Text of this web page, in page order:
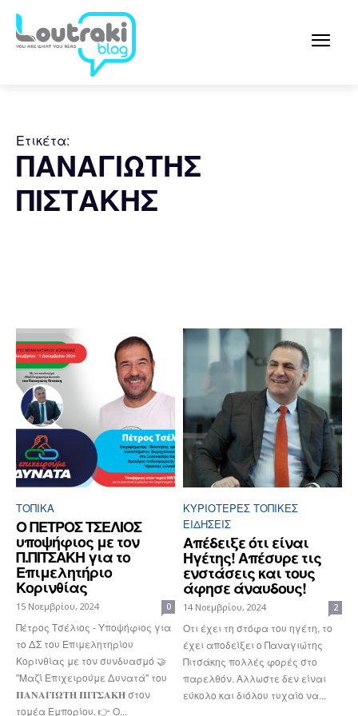
Ετικέτα:
ΠΑΝΑΓΙΩΤΗΣ
ΠΙΣΤΑΚΗΣ
ΤΟΠΙΚΑ
Ο ΠΕΤΡΟΣ ΤΣΕΛΙΟΣ
υποψήφιος με τον
Π.ΠΙΤΣΑΚΗ για το
Επιμελητήριο
Κορινθίας
15 Νοεμβρίου, 2024 0
Πέτρος Τσέλιος - Υποψήφιος για
το ΔΣ του Επιμελητηρίου
Κορινθίας με τον συνδυασμό 🤝
"Μαζί Επιχειρούμε Δυνατά" του
𝚷𝚨𝚴𝚨𝚪𝚰𝛀𝚻𝚮 𝚷𝚰𝚻𝚺𝚨𝚱𝚮 στον
τομέα Εμπορίου. 👉 Ο...
ΚΥΡΙΌΤΕΡΕΣ ΤΟΠΙΚΈΣ
ΕΙΔΉΣΕΙΣ
Απέδειξε ότι είναι
Ηγέτης! Απέσυρε τις
ενστάσεις και τους
άφησε άναυδους!
14 Νοεμβρίου, 2024 2
Οτι έχει τη στόφα του ηγέτη, το
έχει αποδείξει ο Παναγιώτης
Πιτσάκης πολλές φορές στο
παρελθόν. Αλλωστε δεν είναι
εύκολο και διόλου τυχαίο να...